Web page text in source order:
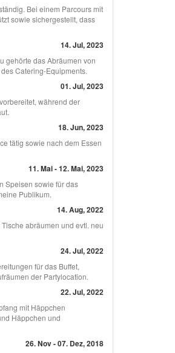
Bei einem Parcours mit
sowie sichergestellt, dass
14. Jul, 2023
gehörte das Abräumen von
Catering-Equipments.
01. Jul, 2023
während der
18. Jun, 2023
tätig sowie nach dem Essen
11. Mai - 12. Mai, 2023
Speisen sowie für das
Publikum.
14. Aug, 2022
abräumen und evtl. neu
24. Jul, 2022
für das Buffet,
der Partylocation.
22. Jul, 2022
mit Häppchen
Häppchen und
26. Nov - 07. Dez, 2018